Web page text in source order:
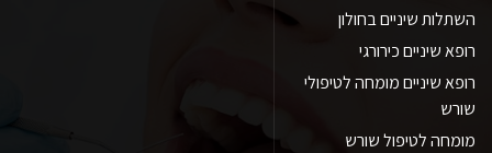
השתלות שיניים בחולון
רופא שיניים כירורגי
רופא שיניים מומחה לטיפולי
שורש
מומחה לטיפול שורש